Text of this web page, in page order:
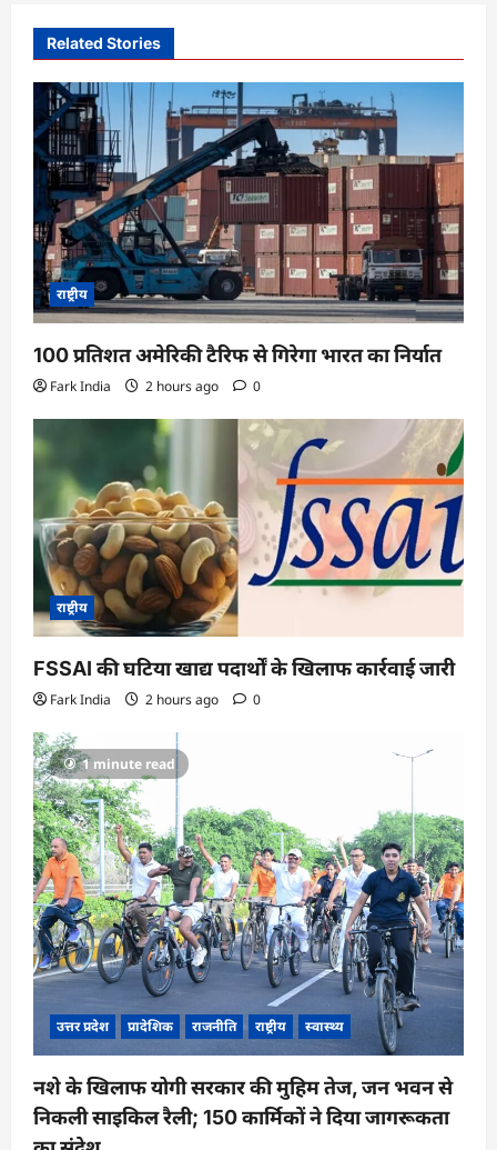
g
a
t
i
o
n
Related Stories
राष्ट्रीय
100 प्रतिशत अमेरिकी टैरिफ से गिरेगा भारत का निर्यात
Fark India 2 hours ago 0
राष्ट्रीय
FSSAI की घटिया खाद्य पदार्थों के खिलाफ कार्रवाई जारी
Fark India 2 hours ago 0
1 minute read
उत्तर प्रदेश प्रादेशिक राजनीति राष्ट्रीय स्वास्थ्य
नशे के खिलाफ योगी सरकार की मुहिम तेज, जन भवन से
निकली साइकिल रैली; 150 कार्मिकों ने दिया जागरूकता